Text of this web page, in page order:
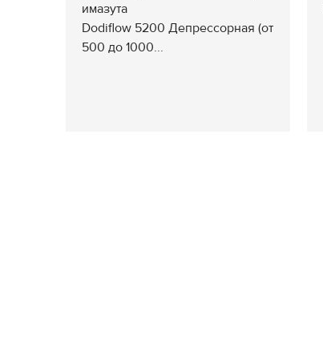
имазута
Dodiflow 5200 Депрессорная (от
500 до 1000...